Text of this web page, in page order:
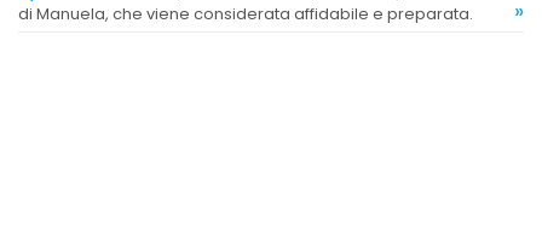
di Manuela, che viene considerata affidabile e preparata.
»